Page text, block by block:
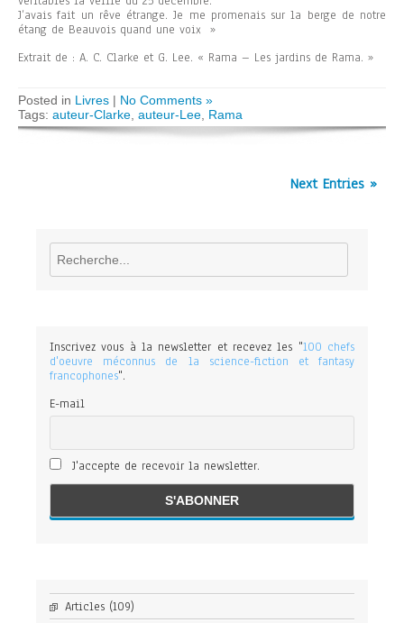
J’avais fait un rêve étrange. Je me promenais sur la berge de notre
étang de Beauvois quand une voix »
Extrait de : A. C. Clarke et G. Lee. « Rama – Les jardins de Rama. »
Posted in Livres | No Comments »
Tags: auteur-Clarke auteur-Lee Rama
Next Entries »
Rechercher
Inscrivez vous à la newsletter et recevez les "100 chefs
d'oeuvre méconnus de la science-fiction et fantasy
francophones".
E-mail
J'accepte de recevoir la newsletter.
Articles (109)